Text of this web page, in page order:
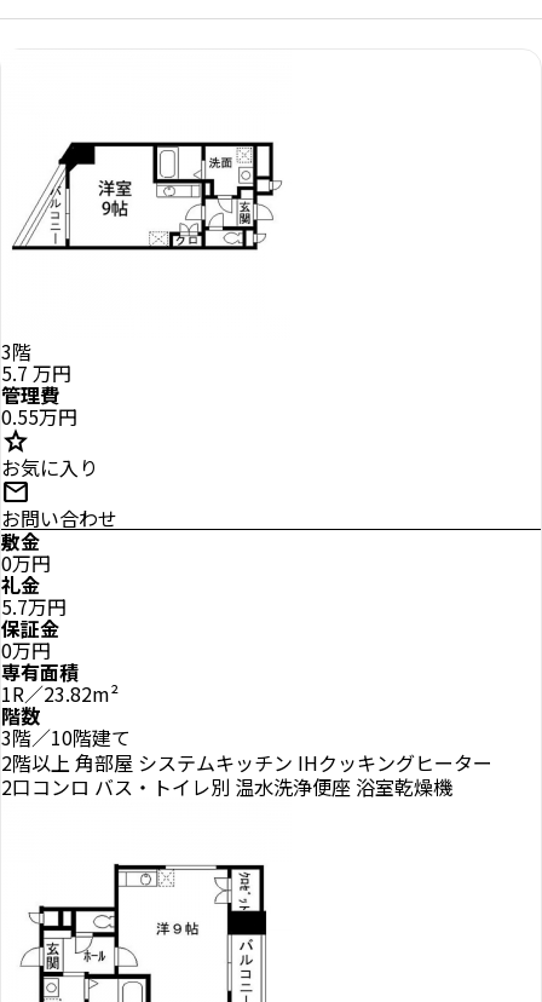
3階
5.7 万円
管理費
0.55万円
star
お気に入り
mail
お問い合わせ
敷金
0万円
礼金
5.7万円
保証金
0万円
専有面積
1R／23.82m²
階数
3階／10階建て
2階以上 角部屋 システムキッチン IHクッキングヒーター
2口コンロ バス・トイレ別 温水洗浄便座 浴室乾燥機